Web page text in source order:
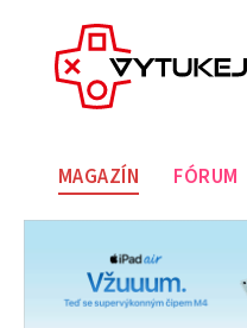
MAGAZÍN FÓRUM